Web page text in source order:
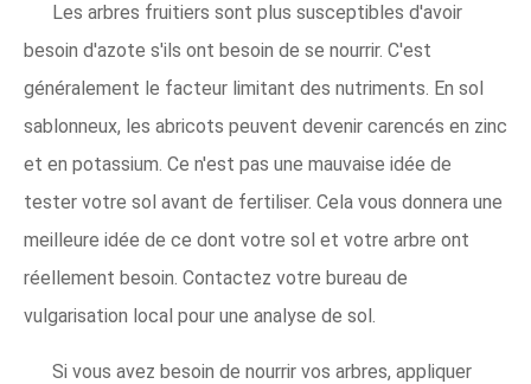
Les arbres fruitiers sont plus susceptibles d'avoir
besoin d'azote s'ils ont besoin de se nourrir. C'est
généralement le facteur limitant des nutriments. En sol
sablonneux, les abricots peuvent devenir carencés en zinc
et en potassium. Ce n'est pas une mauvaise idée de
tester votre sol avant de fertiliser. Cela vous donnera une
meilleure idée de ce dont votre sol et votre arbre ont
réellement besoin. Contactez votre bureau de
vulgarisation local pour une analyse de sol.
Si vous avez besoin de nourrir vos arbres, appliquer